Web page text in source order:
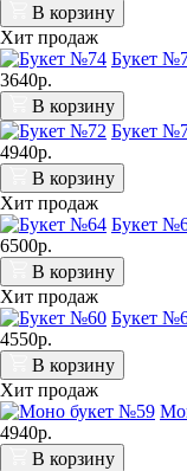
В корзину
Хит продаж
Букет
3640р.
В корзину
Букет
4940р.
В корзину
Хит продаж
Букет
6500р.
В корзину
Хит продаж
Букет
4550р.
В корзину
Хит продаж
4940р.
В корзину